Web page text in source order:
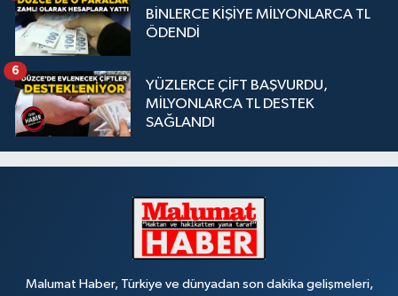
BİNLERCE KİŞİYE MİLYONLARCA TL
ÖDENDİ
YÜZLERCE ÇİFT BAŞVURDU,
MİLYONLARCA TL DESTEK
SAĞLANDI
6
Malumat Haber, Türkiye ve dünyadan son dakika gelişmeleri,